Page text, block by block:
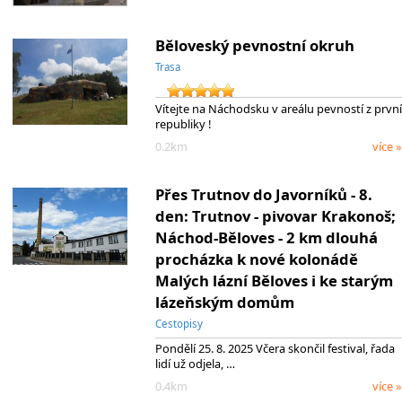
Běloveský pevnostní okruh
Trasa
Vítejte na Náchodsku v areálu pevností z první
republiky !
0.2km
více »
Přes Trutnov do Javorníků - 8.
den: Trutnov - pivovar Krakonoš;
Náchod-Běloves - 2 km dlouhá
procházka k nové kolonádě
Malých lázní Běloves i ke starým
lázeňským domům
Cestopisy
Pondělí 25. 8. 2025 Včera skončil festival, řada
lidí už odjela, …
0.4km
více »